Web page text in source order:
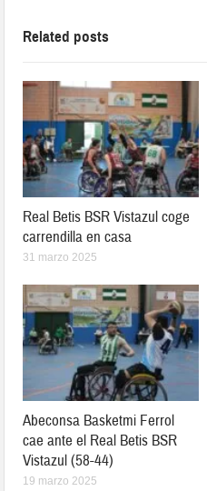
Related posts
Real Betis BSR Vistazul coge
carrendilla en casa
31 marzo 2025
Abeconsa Basketmi Ferrol
cae ante el Real Betis BSR
Vistazul (58-44)
19 marzo 2025